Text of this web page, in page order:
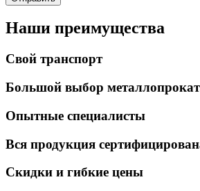
Наши преимущества
Свой транспорт
Большой выбор
Опытные специалисты
Вся продукция
Скидки и гибкие цены